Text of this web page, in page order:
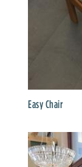
Easy Chair